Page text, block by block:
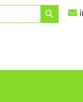
Search Button